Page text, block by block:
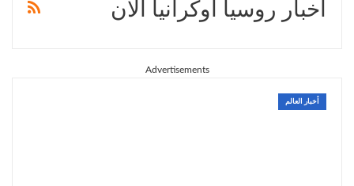
اخبار روسيا اوكرانيا الان
Advertisements
أخبار العالم